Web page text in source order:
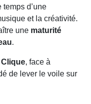
temps d’une
et la créativité.
une maturité
.
Clique, face à
de lever le voile sur